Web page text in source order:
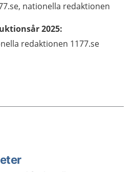
nationella redaktionen
2025:
redaktionen 1177.se